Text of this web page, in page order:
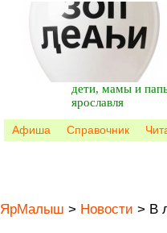
дети, мамы и
ярославля
Афиша Справочник
ЯрМалыш > Новости > В